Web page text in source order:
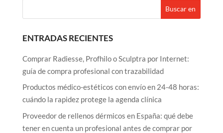
ENTRADAS RECIENTES
Comprar Radiesse, Profhilo o Sculptra por Internet:
guía de compra profesional con trazabilidad
Productos médico-estéticos con envío en 24-48 horas:
cuándo la rapidez protege la agenda clínica
Proveedor de rellenos dérmicos en España: qué debe
tener en cuenta un profesional antes de comprar por